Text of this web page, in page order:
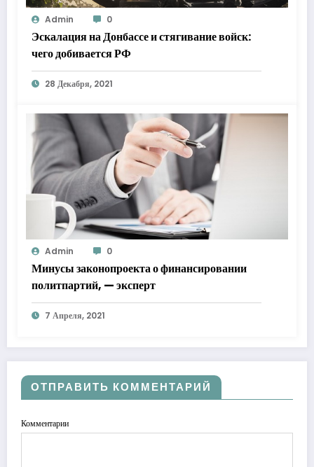
Admin 0
Эскалация на Донбассе и стягивание войск:
чего добивается РФ
28 Декабря, 2021
Admin 0
Минусы законопроекта о финансировании
политпартий, — эксперт
7 Апреля, 2021
ОТПРАВИТЬ КОММЕНТАРИЙ
Комментарии